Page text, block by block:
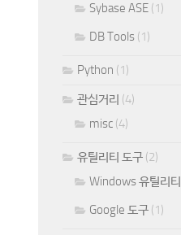
Sybase ASE (1)
DB Tools (1)
Python (1)
관심거리 (4)
misc (4)
유틸리티 도구 (2)
Windows 유틸리티
Google 도구 (1)